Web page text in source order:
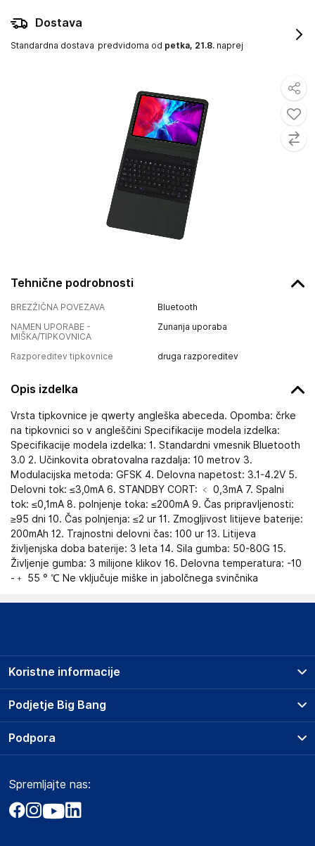
Tehnične podrobnosti
BREZŽIČNA POVEZAVA
Bluetooth
NAMEN UPORABE -
MIŠKA/TIPKOVNICA
Zunanja uporaba
Razporeditev tipkovnice druga razporeditev
Opis izdelka
Vrsta tipkovnice je qwerty angleška abeceda. Opomba: črke
na tipkovnici so v angleščini Specifikacije modela izdelka:
Specifikacije modela izdelka: 1. Standardni vmesnik Bluetooth
3.0 2. Učinkovita obratovalna razdalja: 10 metrov 3.
Modulacijska metoda: GFSK 4. Delovna napetost: 3.1-4.2V 5.
Delovni tok: ≤3,0mA 6. STANDBY CORT: ﹤ 0,3mA 7. Spalni
tok: ≤0,1mA 8. polnjenje toka: ≤200mA 9. Čas pripravljenosti:
≥95 dni 10. Čas polnjenja: ≤2 ur 11. Zmogljivost litijeve baterije:
200mAh 12. Trajnostni delovni čas: 100 ur 13. Litijeva
življenjska doba baterije: 3 leta 14. Sila gumba: 50-80G 15.
Življenje gumba: 3 milijone klikov 16. Delovna temperatura: -10
-﹢ 55 ° ℃ Ne vključuje miške in jabolčnega svinčnika
Dostava
Standardna dostava predvidoma od petka, 21.8. naprej
Podjetje Big Bang
O podjetju
Obvestila za javnost
Akt o digitalnih storitvah
Koristne informacije
Prodajna mesta
Storitve
Dostava, vnos in odvoz
Zavarovanje izdelkov
Podpora
Marketplace
Kako oddati naročilo?
Spremljajte nas: